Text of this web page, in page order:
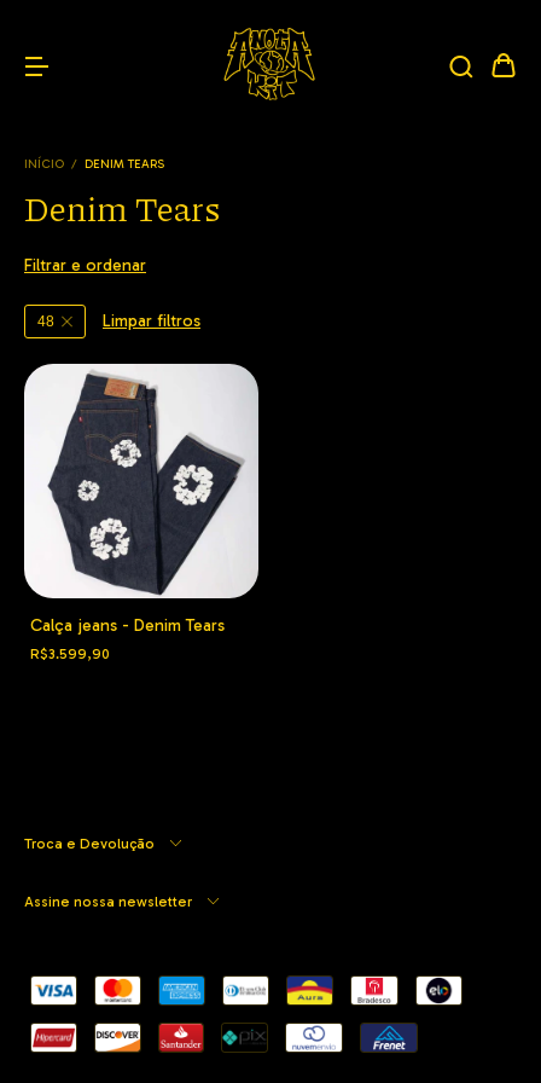
INÍCIO / DENIM TEARS
Denim Tears
Filtrar e ordenar
48 Limpar filtros
Calça jeans - Denim Tears
R$3.599,90
Troca e Devolução
Assine nossa newsletter